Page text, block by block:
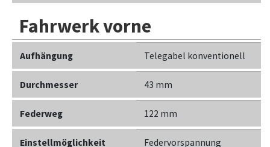
Fahrwerk vorne
Aufhängung Telegabel konventionell
Durchmesser 43 mm
Federweg 122 mm
Einstellmöglichkeit Federvorspannung